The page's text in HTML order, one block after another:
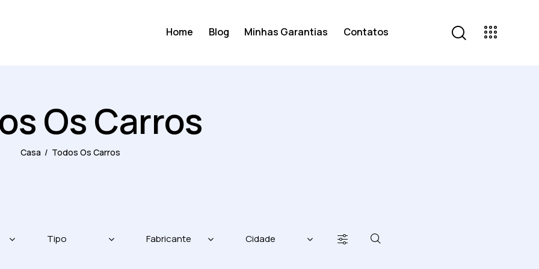
Home Blog Minhas Garantias Contatos
Os Carros
Casa Todos Os Carros